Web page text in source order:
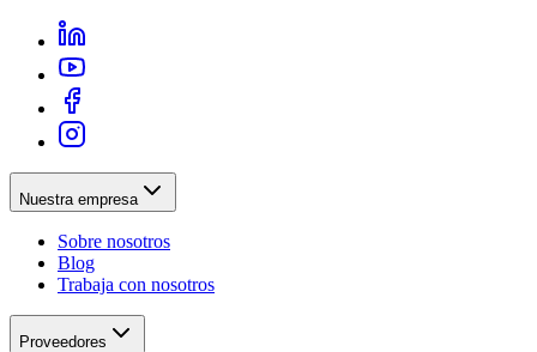
Nuestra empresa
Sobre nosotros
Blog
Trabaja con nosotros
Proveedores